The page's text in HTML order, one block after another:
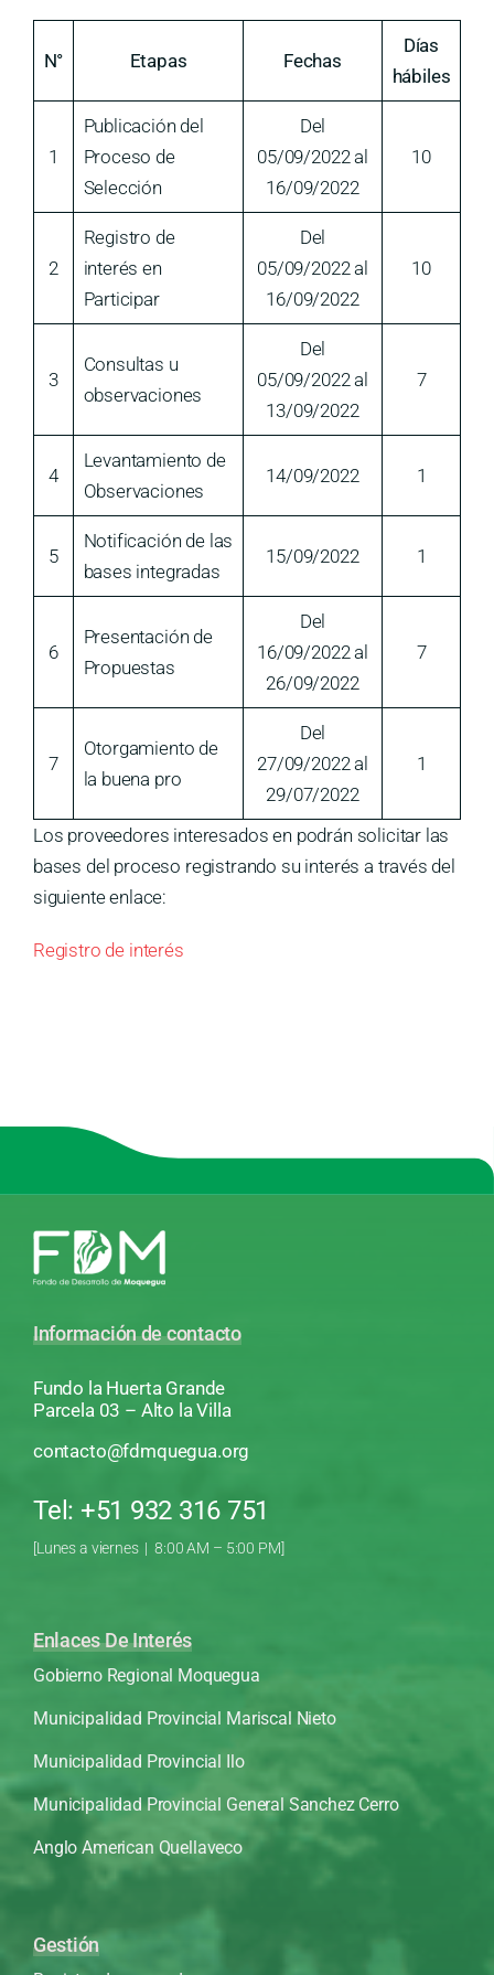
N° Etapas Fechas
Días
hábiles
1
Publicación del
Proceso de
Selección
Del
05/09/2022 al
16/09/2022
10
2
Registro de
interés en
Participar
Del
05/09/2022 al
16/09/2022
10
3
Consultas u
observaciones
Del
05/09/2022 al
13/09/2022
7
4
Levantamiento de
Observaciones
14/09/2022 1
5
Notificación de las
bases integradas
15/09/2022 1
6
Presentación de
Propuestas
Del
16/09/2022 al
26/09/2022
7
7
Otorgamiento de
la buena pro
Del
27/09/2022 al
29/07/2022
1
Los proveedores interesados en podrán solicitar las
bases del proceso registrando su interés a través del
siguiente enlace:
Registro de interés
Información de contacto
Fundo la Huerta Grande
Parcela 03 – Alto la Villa
contacto@fdmquegua.org
Tel: +51 932 316 751
[Lunes a viernes | 8:00 AM – 5:00 PM]
Enlaces De Interés
Gobierno Regional Moquegua
Municipalidad Provincial Mariscal Nieto
Municipalidad Provincial Ilo
Municipalidad Provincial General Sanchez Cerro
Anglo American Quellaveco
Gestión